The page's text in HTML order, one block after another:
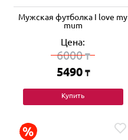
Мужская футболка I love my
mum
Цена:
6000₸
5490 ₸
Купить